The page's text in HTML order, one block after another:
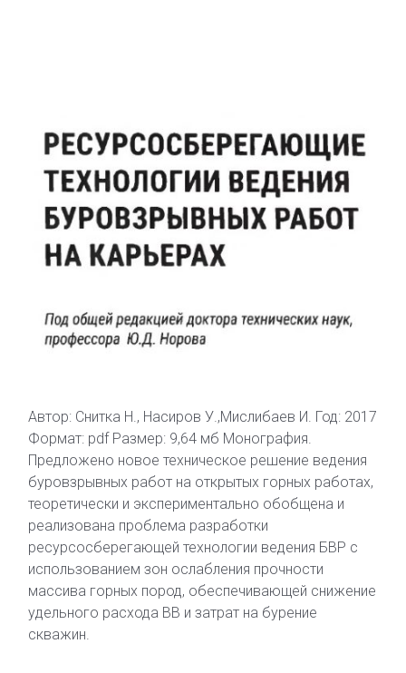
Автор: Снитка Н., Насиров У.,Мислибаев И. Год: 2017
Формат: pdf Размер: 9,64 мб Монография.
Предложено новое техническое решение ведения
буровзрывных работ на открытых горных работах,
теоретически и экспериментально обобщена и
реализована проблема разработки
ресурсосберегающей технологии ведения БВР с
использованием зон ослабления прочности
массива горных пород, обеспечивающей снижение
удельного расхода ВВ и затрат на бурение
скважин.